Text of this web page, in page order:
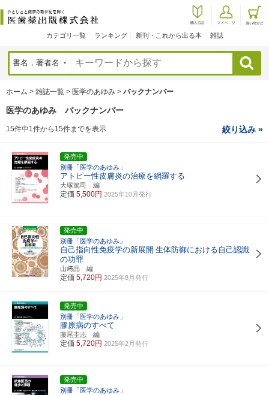
カテゴリ一覧 ランキング 新刊・これから出る本 雑誌
検索
ホーム > 雑誌一覧 > 医学のあゆみ > バックナンバー
医学のあゆみ バックナンバー
15件中1件から15件までを表示 絞り込み »
発売中
別冊「医学のあゆみ」
アトピー性皮膚炎の治療を網羅する
大塚篤司 編
定価 5,500円 2025年10月発行
発売中
別冊「医学のあゆみ」
自己指向性免疫学の新展開 生体防御における自己認識
の功罪
山﨑晶 編
定価 5,720円 2025年8月発行
発売中
別冊「医学のあゆみ」
膠原病のすべて
藤尾圭志 編
定価 5,720円 2025年2月発行
発売中
別冊「医学のあゆみ」